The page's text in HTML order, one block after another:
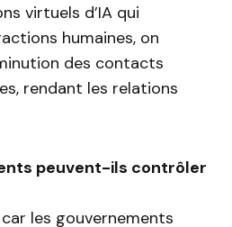
virtuels d’IA qui
humaines, on
des contacts
rendant les relations
peuvent-ils contrôler
les gouvernements